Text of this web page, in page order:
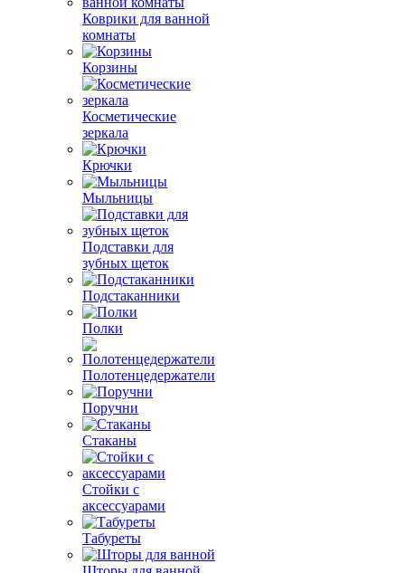
Коврики для ванной
комнаты
Корзины
Косметические
зеркала
Крючки
Мыльницы
Подставки для
зубных щеток
Подстаканники
Полки
Полотенцедержатели
Поручни
Стаканы
Стойки с
аксессуарами
Табуреты